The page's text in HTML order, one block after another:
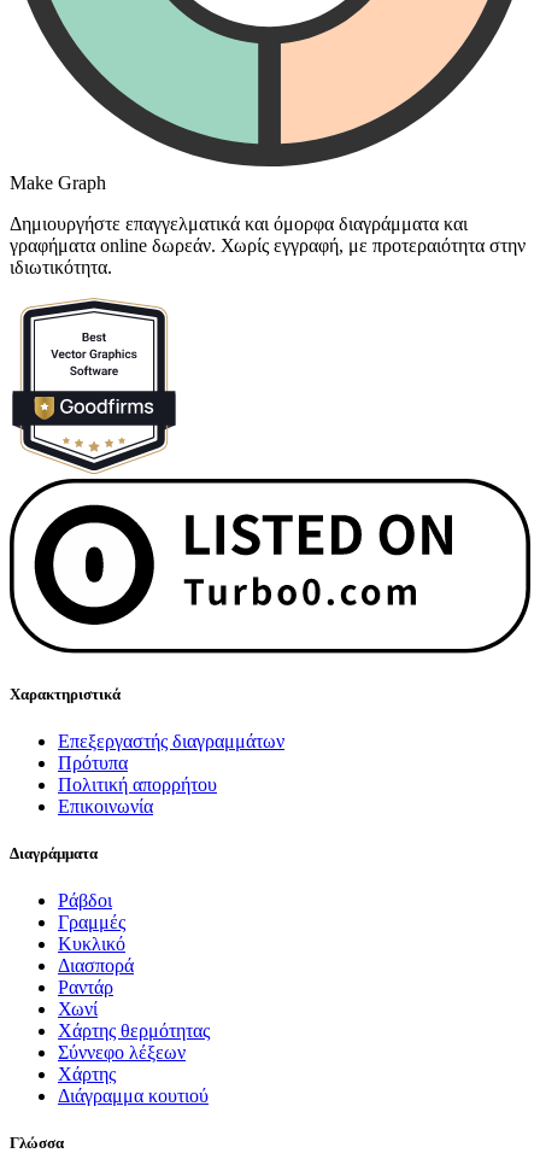
Make Graph
Δημιουργήστε επαγγελματικά και όμορφα διαγράμματα και
γραφήματα online δωρεάν. Χωρίς εγγραφή, με προτεραιότητα στην
ιδιωτικότητα.
Χαρακτηριστικά
Επεξεργαστής διαγραμμάτων
Πρότυπα
Πολιτική απορρήτου
Επικοινωνία
Διαγράμματα
Ράβδοι
Γραμμές
Κυκλικό
Διασπορά
Ραντάρ
Χωνί
Χάρτης θερμότητας
Σύννεφο λέξεων
Χάρτης
Διάγραμμα κουτιού
Γλώσσα